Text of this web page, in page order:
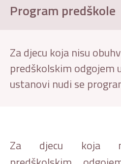
Program predškole
Za djecu koja nisu
predškolskim odgojem
ustanovi nudi se
Za djecu koja